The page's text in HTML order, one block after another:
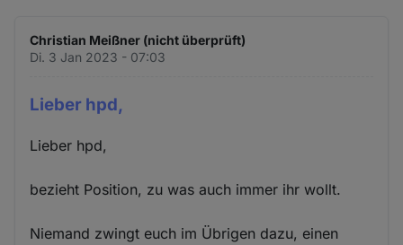
Christian Meißner (nicht überprüft)
Di. 3 Jan 2023 - 07:03
Lieber hpd,
Lieber hpd,
bezieht Position, zu was auch immer ihr wollt.
Niemand zwingt euch im Übrigen dazu, einen